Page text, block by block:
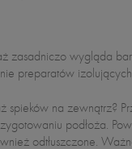
preparatów izolujących.
spieków na zewnątrz?
podłoża.
odtłuszczone.